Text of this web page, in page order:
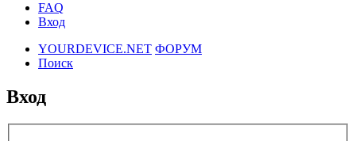
FAQ
Вход
YOURDEVICE.NET ФОРУМ
Поиск
Вход